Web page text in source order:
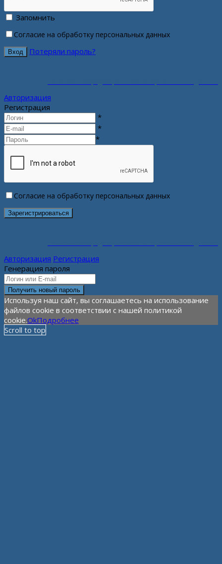
Запомнить
Согласие на обработку персональных данных
Потеряли пароль?
Авторизация
Регистрация
*
*
*
Согласие на обработку персональных данных
Авторизация Регистрация
Генерация пароля
Используя наш сайт, вы соглашаетесь на использование
файлов cookie в соответствии с нашей политикой
cookie.OkПодробнее
Scroll to top